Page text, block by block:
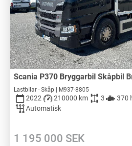
Scania P370 Bryggarbil Skåpbil
Lastbilar - Skåp | M937-8805
2022 210000 km 3 370
Automatisk
1 195 000 SEK